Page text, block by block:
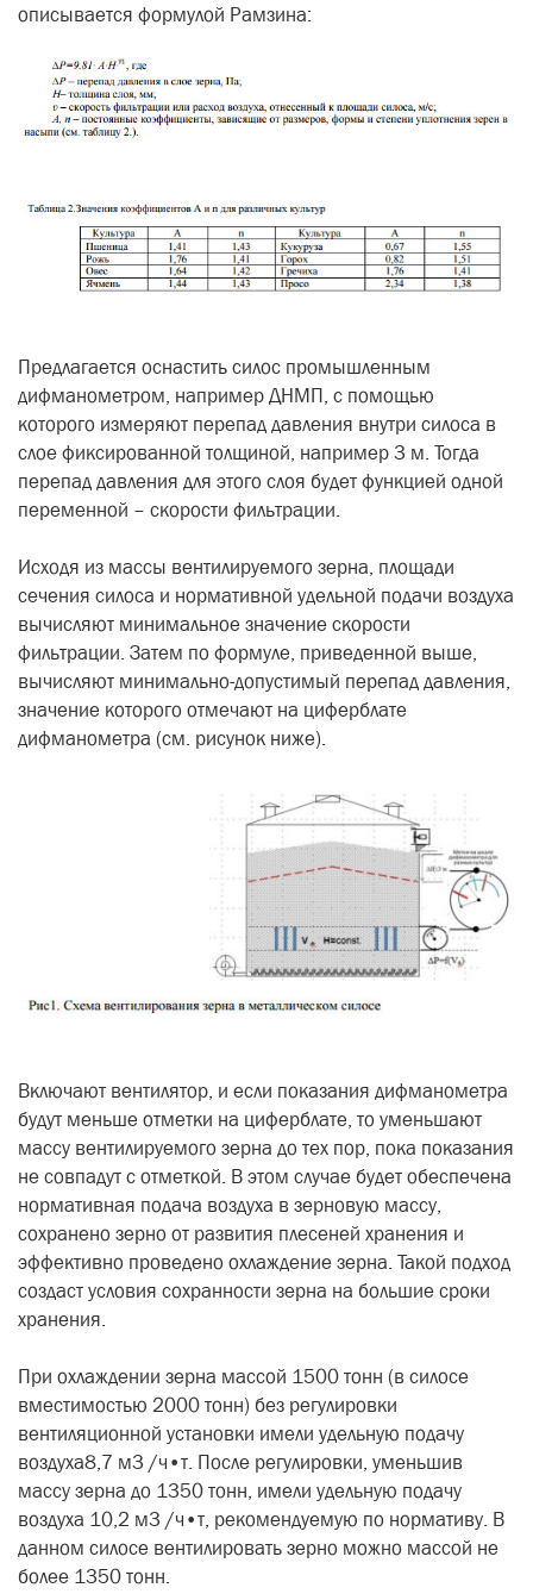
описывается формулой Рамзина:
Предлагается оснастить силос промышленным
дифманометром, например ДНМП, с помощью
которого измеряют перепад давления внутри силоса в
слое фиксированной толщиной, например 3 м. Тогда
перепад давления для этого слоя будет функцией одной
переменной – скорости фильтрации.
Исходя из массы вентилируемого зерна, площади
сечения силоса и нормативной удельной подачи воздуха
вычисляют минимальное значение скорости
фильтрации. Затем по формуле, приведенной выше,
вычисляют минимально-допустимый перепад давления,
значение которого отмечают на циферблате
дифманометра (см. рисунок ниже).
Включают вентилятор, и если показания дифманометра
будут меньше отметки на циферблате, то уменьшают
массу вентилируемого зерна до тех пор, пока показания
не совпадут с отметкой. В этом случае будет обеспечена
нормативная подача воздуха в зерновую массу,
сохранено зерно от развития плесеней хранения и
эффективно проведено охлаждение зерна. Такой подход
создаст условия сохранности зерна на большие сроки
хранения.
При охлаждении зерна массой 1500 тонн (в силосе
вместимостью 2000 тонн) без регулировки
вентиляционной установки имели удельную подачу
воздуха8,7 м3 /ч•т. После регулировки, уменьшив
массу зерна до 1350 тонн, имели удельную подачу
воздуха 10,2 м3 /ч•т, рекомендуемую по нормативу. В
данном силосе вентилировать зерно можно массой не
более 1350 тонн.